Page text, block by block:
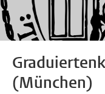
(München)